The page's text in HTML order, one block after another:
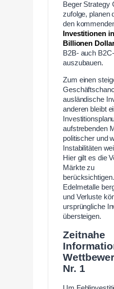
Beger Strategy
zufolge, planen
den
Investitionen
Billionen
B2B- auch
auszubauen.
Zum einen
ausländische
anderen bleibt
aufstrebenden
politischer und
Instabilitäten
Hier gilt es die
Märkte zu
Edelmetalle
und Verluste
ursprüngliche
übersteigen.
Zeitnahe
Nr. 1